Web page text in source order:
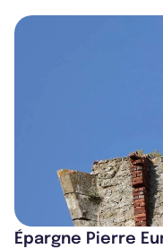
Épargne Pierre